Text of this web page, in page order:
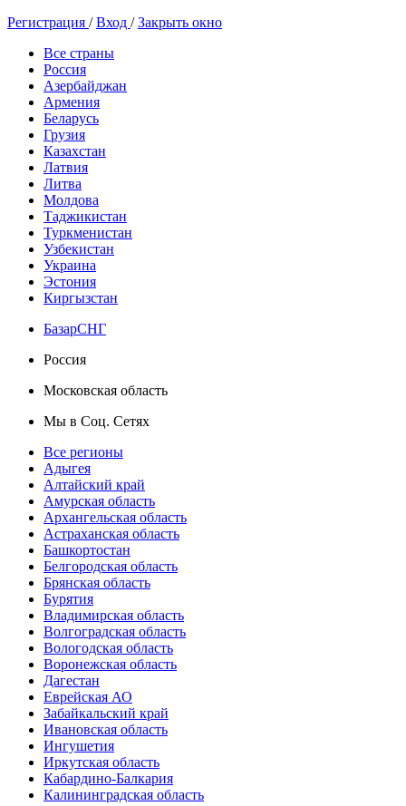
Регистрация /Вход /Закрыть окно
Все страны
Россия
Азербайджан
Армения
Беларусь
Грузия
Казахстан
Латвия
Литва
Молдова
Таджикистан
Туркменистан
Узбекистан
Украина
Эстония
Киргызстан
БазарСНГ
Россия
Московская область
Мы в Соц. Сетях
Все регионы
Адыгея
Алтайский край
Амурская область
Архангельская область
Астраханская область
Башкортостан
Белгородская область
Брянская область
Бурятия
Владимирская область
Волгоградская область
Вологодская область
Воронежская область
Дагестан
Еврейская АО
Забайкальский край
Ивановская область
Ингушетия
Иркутская область
Кабардино-Балкария
Калининградская область